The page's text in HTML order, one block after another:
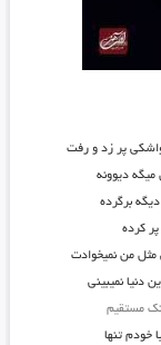
پر زد و رفت
دیوونه
برگرده
پر کرده
مثل من نمیخوادت
دنیا نمیبینی
مستقیم
خودم تنها